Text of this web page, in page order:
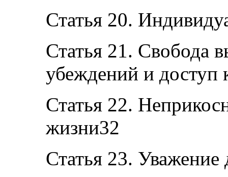
Статья 20.
Статья 21. Свобода
убеждений и
Статья 22.
жизни32
Статья 23.